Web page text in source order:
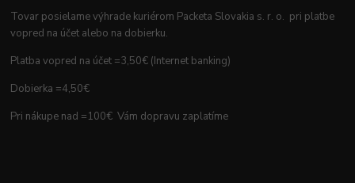
Tovar posielame výhrade kuriérom Packeta Slovakia s. r. o. pri platbe
vopred na účet alebo na dobierku.
Platba vopred na účet =3,50€ (Internet banking)
Dobierka =4,50€
Pri nákupe nad =100€ Vám dopravu zaplatíme